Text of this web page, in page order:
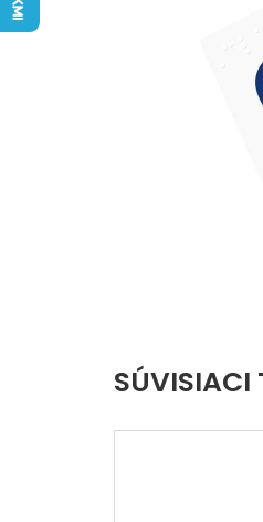
hviezdičiek.
SÚVISIACI